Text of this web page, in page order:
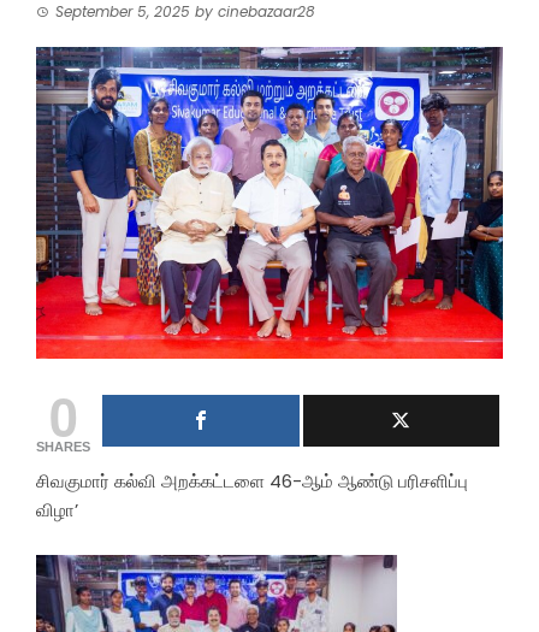
September 5, 2025 by cinebazaar28
0
SHARES
சிவகுமார் கல்வி அறக்கட்டளை 46-ஆம் ஆண்டு பரிசளிப்பு
விழா’